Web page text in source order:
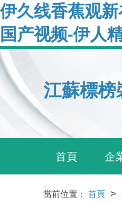
伊久线香蕉观
国产视频-伊人
江蘇標榜
首頁 企
當前位置： 首頁 >